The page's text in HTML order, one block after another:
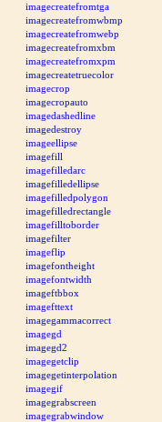
imagecreatefromtga
imagecreatefromwbmp
imagecreatefromwebp
imagecreatefromxbm
imagecreatefromxpm
imagecreatetruecolor
imagecrop
imagecropauto
imagedashedline
imagedestroy
imageellipse
imagefill
imagefilledarc
imagefilledellipse
imagefilledpolygon
imagefilledrectangle
imagefilltoborder
imagefilter
imageflip
imagefontheight
imagefontwidth
imageftbbox
imagefttext
imagegammacorrect
imagegd
imagegd2
imagegetclip
imagegetinterpolation
imagegif
imagegrabscreen
imagegrabwindow